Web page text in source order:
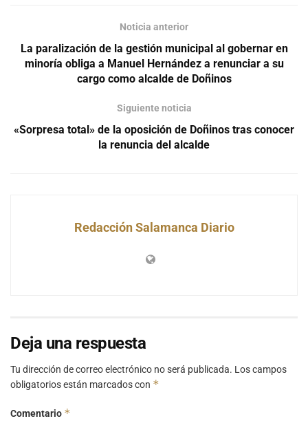
Noticia anterior
La paralización de la gestión municipal al gobernar en
minoría obliga a Manuel Hernández a renunciar a su
cargo como alcalde de Doñinos
Siguiente noticia
«Sorpresa total» de la oposición de Doñinos tras conocer
la renuncia del alcalde
Redacción Salamanca Diario
Deja una respuesta
Tu dirección de correo electrónico no será publicada. Los campos
obligatorios están marcados con *
Comentario *